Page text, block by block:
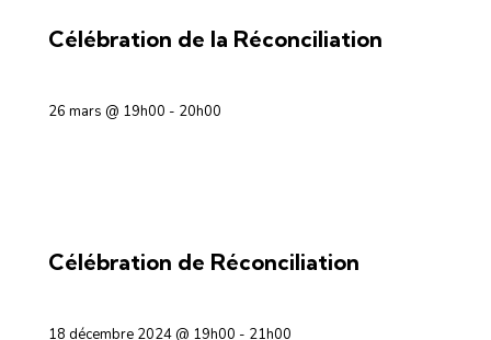
Célébration de la Réconciliation
26 mars @ 19h00 - 20h00
Célébration de Réconciliation
18 décembre 2024 @ 19h00 - 21h00